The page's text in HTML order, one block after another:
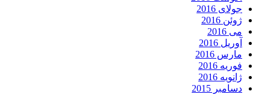
جولای 2016
ژوئن 2016
می 2016
آوریل 2016
مارس 2016
فوریه 2016
ژانویه 2016
دسامبر 2015